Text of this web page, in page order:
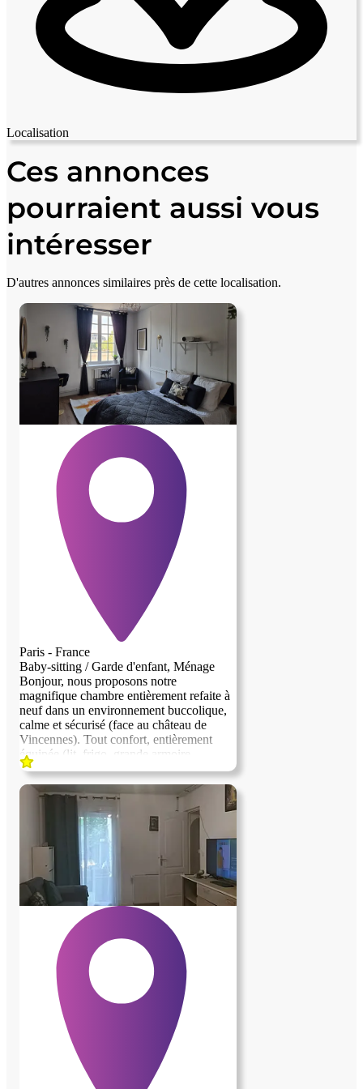
Localisation
+
−
Ces annonces
pourraient aussi vous
intéresser
D'autres annonces similaires près de cette localisation.
Paris - France
Baby-sitting / Garde d'enfant, Ménage
Bonjour, nous proposons notre
magnifique chambre entièrement refaite à
neuf dans un environnement buccolique,
calme et sécurisé (face au château de
Vincennes). Tout confort, entièrement
équipée (lit, frigo, grande armoire,
rétroprojecteur, bureau...). Nous
recherchons une personne sérieuse et
discrète pour nous aider dans la gestion et
la garde de nos jumeaux de 4 ans. Nous
sommes un couple avec un métier
atypique et des horaires variables. La
personne devra pouvoir preparer les
enfants le matin déposer les enfants à
l'école pour 8h30 et aller les chercher à
16h15, 4 jours par semaine (école à 8 min
en vélo cargo). La personne aura la
reponsabilite des enfants des l’absences
des parents pour raisons professionnelles
ou privees. La personne ne dépassera pas
15h par semaine en contrepartie du
logement. Les 15h par semaine seront
étalées sur toute l'année, entre nos
vacances (9 semaines) et nos repos en
semaines. En général, la personne effectue
entre 7h et 8h par semaine. La personne
devra garder les enfants une soirée par
mois, se rendre disponible s'il y a des